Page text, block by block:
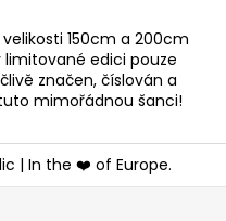
150cm a 200cm
edici pouze
značen, číslován a
mimořádnou šanci!
| In the ❤️ of Europe.